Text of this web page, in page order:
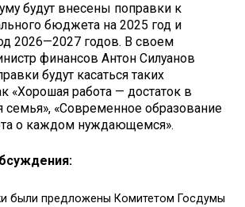
будут внесены поправки к
бюджета на 2025 год и
2026—2027 годов. В своем
финансов Антон Силуанов
будут касаться таких
«Хорошая работа — достаток в
семья», «Современное образование
о каждом нуждающемся».
были предложены Комитетом Госдумы